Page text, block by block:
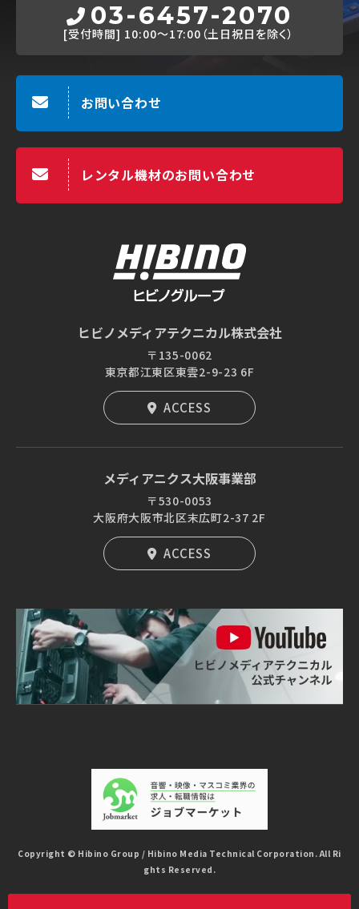
03-6457-2070
[受付時間] 10:00～17:00（土日祝日を除く）
お問い合わせ
レンタル機材のお問い合わせ
ヒビノメディアテクニカル株式会社
〒135-0062
東京都江東区東雲2-9-23 6F
ACCESS
メディアニクス大阪事業部
〒530-0053
大阪府大阪市北区末広町2-37 2F
ACCESS
Copyright © Hibino Group / Hibino Media Technical Corporation. All Ri
ghts Reserved.